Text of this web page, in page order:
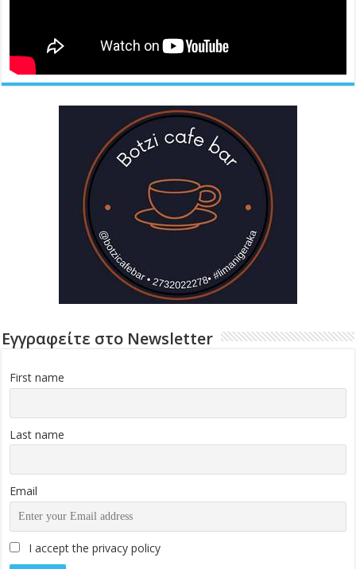
Εγγραφείτε στο Newsletter
First name
Last name
Email
I accept the privacy policy